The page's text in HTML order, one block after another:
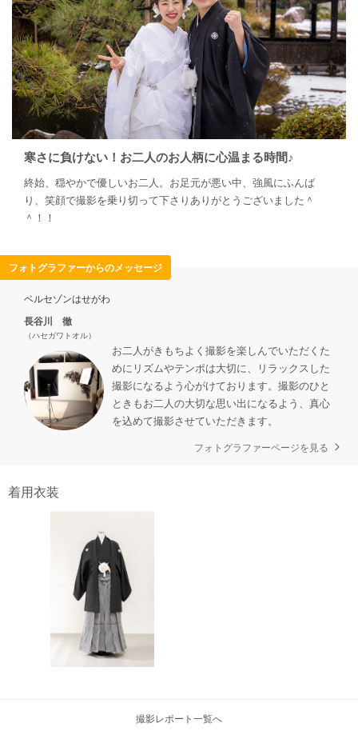
寒さに負けない！お二人のお人柄に心温まる時間♪
終始、穏やかで優しいお二人。お足元が悪い中、強風にふんば
り、笑顔で撮影を乗り切って下さりありがとうございました＾
＾！！
フォトグラファーからのメッセージ
ベルセゾンはせがわ
長谷川 徹
（ハセガワトオル）
お二人がきもちよく撮影を楽しんでいただくた
めにリズムやテンポは大切に、リラックスした
撮影になるよう心がけております。撮影のひと
ときもお二人の大切な思い出になるよう、真心
を込めて撮影させていただきます。
フォトグラファーページを見る
着用衣装
撮影レポート一覧へ